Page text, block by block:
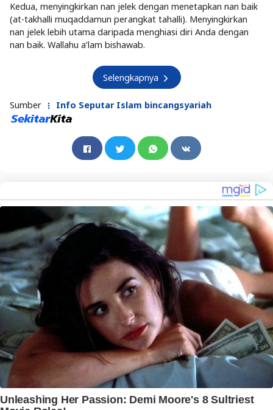
Kedua, menyingkirkan nan jelek dengan menetapkan nan baik
(at-takhalli muqaddamun perangkat tahalli). Menyingkirkan
nan jelek lebih utama daripada menghiasi diri Anda dengan
nan baik. Wallahu a’lam bishawab.
Selengkapnya
Sumber Info Seputar Islam bincangsyariah